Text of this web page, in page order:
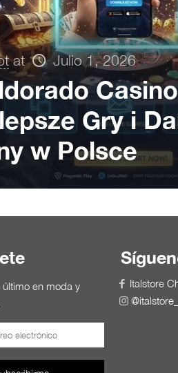
at Julio 1, 2026
Gry i
w Polsce
último en moda y
Italstore